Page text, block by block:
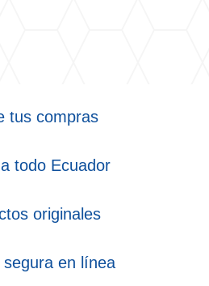
tus compras
todo Ecuador
originales
segura en línea